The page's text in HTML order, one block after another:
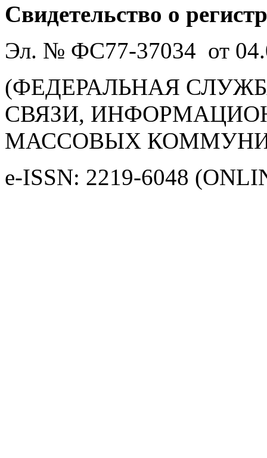
Свидетельство о
Эл. № ФС77-37034 от
(ФЕДЕРАЛЬНАЯ
СВЯЗИ,
МАССОВЫХ
e-ISSN: 2219-6048